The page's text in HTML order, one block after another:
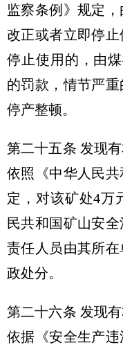
监察条例》规定
改正或者立即停
停止使用的，由
的罚款，情节严
停产整顿。
第二十五条 发现
依照《中华人民
定，对该矿处4万
民共和国矿山安
责任人员由其所
政处分。
第二十六条 发现
依据《安全生产违